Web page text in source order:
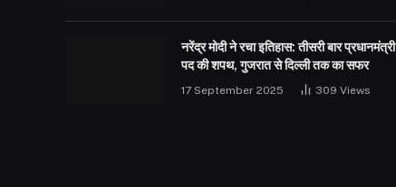
नरेंद्र मोदी ने रचा इतिहास: तीसरी बार प्रधानमंत्री
पद की शपथ, गुजरात से दिल्ली तक का सफर
17 September 2025 309 Views